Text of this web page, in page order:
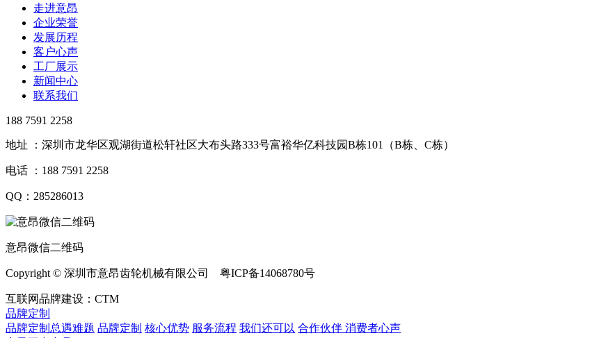
走进意昂
企业荣誉
发展历程
客户心声
工厂展示
新闻中心
联系我们
188 7591 2258
地址 ：深圳市龙华区观湖街道松轩社区大布头路333号富裕华亿科技园B栋101（B栋、C栋）
电话 ：188 7591 2258
QQ：285286013
意昂微信二维码
Copyright © 深圳市意昂齿轮机械有限公司 粤ICP备14068780号
互联网品牌建设：CTM
品牌定制
品牌定制总遇难题 品牌定制 核心优势 服务流程 我们还可以 合作伙伴 ​ 消费者心声